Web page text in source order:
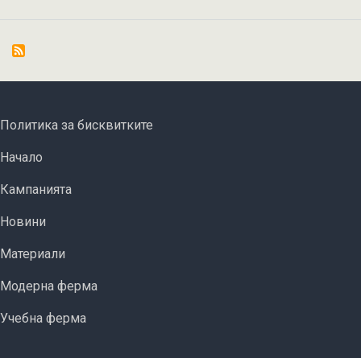
и
FOOTER MENU
Политика за бисквитките
ОСНОВНА НАВИГАЦИЯ
Начало
Кампанията
Новини
Материали
Модерна ферма
Учебна ферма